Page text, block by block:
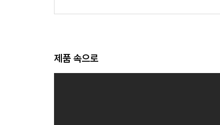
제품 속으로